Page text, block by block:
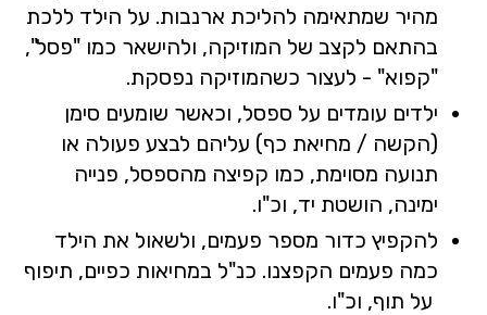
מהיר שמתאימה להליכת ארנבות. על הילד ללכת
בהתאם לקצב של המוזיקה, ולהישאר כמו "פסל",
"קפוא" - לעצור כשהמוזיקה נפסקת.
ילדים עומדים על ספסל, וכאשר שומעים סימן
(הקשה / מחיאת כף) עליהם לבצע פעולה או
תנועה מסוימת, כמו קפיצה מהספסל, פנייה
ימינה, הושטת יד, וכ"ו.
להקפיץ כדור מספר פעמים, ולשאול את הילד
כמה פעמים הקפצנו. כנ"ל במחיאות כפיים, תיפוף
על תוף, וכ"ו.